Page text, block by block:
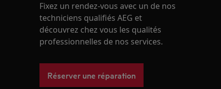
Fixez un rendez-vous avec un de nos
techniciens qualifiés AEG et
découvrez chez vous les qualités
professionnelles de nos services.
Réserver une réparation